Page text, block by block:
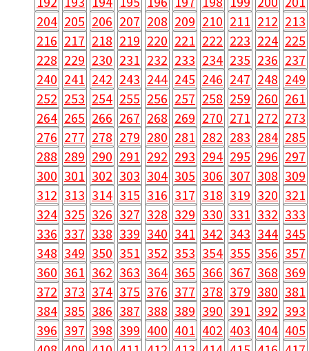
204 205 206 207 208 209 210 211 212 213
216 217 218 219 220 221 222 223 224 225
228 229 230 231 232 233 234 235 236 237
240 241 242 243 244 245 246 247 248 249
252 253 254 255 256 257 258 259 260 261
264 265 266 267 268 269 270 271 272 273
276 277 278 279 280 281 282 283 284 285
288 289 290 291 292 293 294 295 296 297
300 301 302 303 304 305 306 307 308 309
312 313 314 315 316 317 318 319 320 321
324 325 326 327 328 329 330 331 332 333
336 337 338 339 340 341 342 343 344 345
348 349 350 351 352 353 354 355 356 357
360 361 362 363 364 365 366 367 368 369
372 373 374 375 376 377 378 379 380 381
384 385 386 387 388 389 390 391 392 393
396 397 398 399 400 401 402 403 404 405